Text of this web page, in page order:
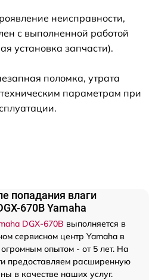
неисправности,
с выполненной работой
установка запчасти).
поломка, утрата
параметрам при
попадания влаги
670B Yamaha
DGX-670B выполняется в
сервисном центр Yamaha в
опытом - от 5 лет. На
предоставляем расширенную
в качестве наших услуг.